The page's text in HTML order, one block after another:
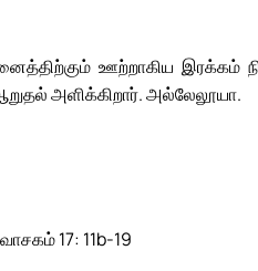
ஊற்றாகிய இரக்கம்
அளிக்கிறார். அல்லேலூயா.
17: 11b-19